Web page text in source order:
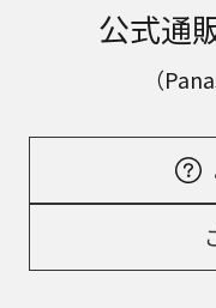
公式通
（